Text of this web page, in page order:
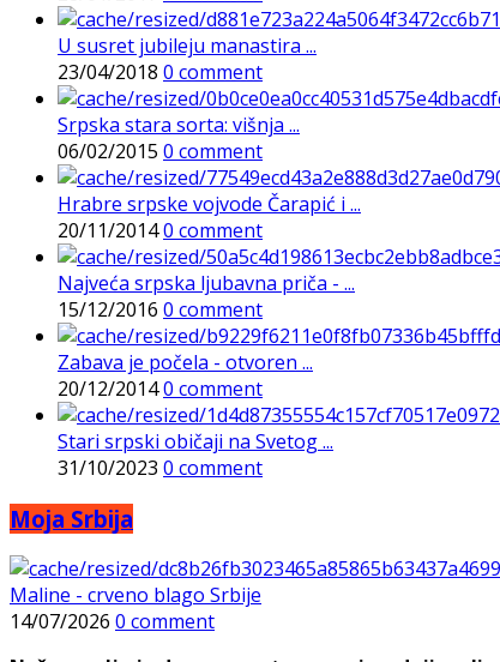
U susret jubileju manastira ...
23/04/2018 0 comment
Srpska stara sorta: višnja ...
06/02/2015 0 comment
Hrabre srpske vojvode Čarapić i ...
20/11/20140 comment
Najveća srpska ljubavna priča - ...
15/12/2016 0 comment
Zabava je počela - otvoren ...
20/12/20140 comment
Stari srpski običaji na Svetog ...
31/10/2023 0 comment
Moja Srbija
Maline - crveno blago Srbije
14/07/2026 0 comment